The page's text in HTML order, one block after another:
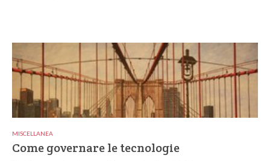
MISCELLANEA
Come governare le tecnologie